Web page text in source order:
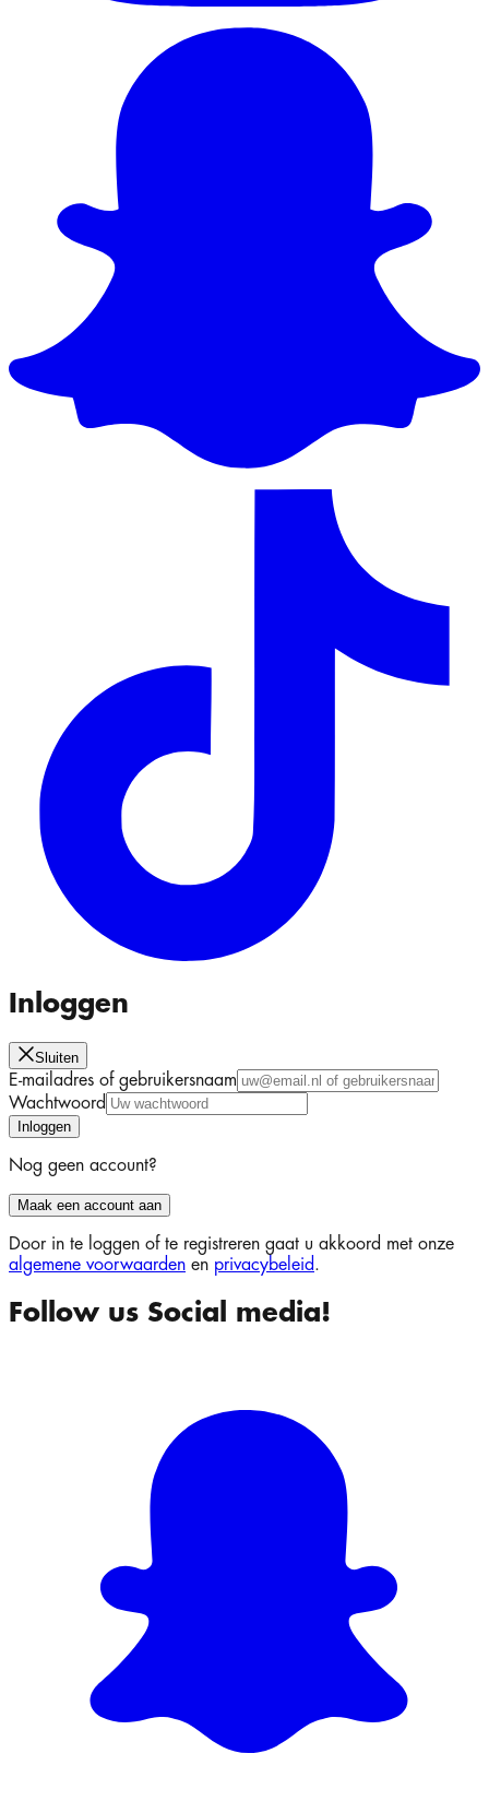
Inloggen
Sluiten
E-mailadres of gebruikersnaam
Wachtwoord
Inloggen
Nog geen account?
Maak een account aan
Door in te loggen of te registreren gaat u akkoord met onze
algemene voorwaarden en privacybeleid.
Follow us Social media!